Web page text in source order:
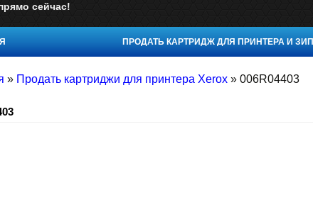
сейчас!
ПРОДАТЬ КАРТРИДЖ ДЛЯ ПРИНТЕРА И ЗИП
» Продать картриджи для принтера Xerox » 006R04403